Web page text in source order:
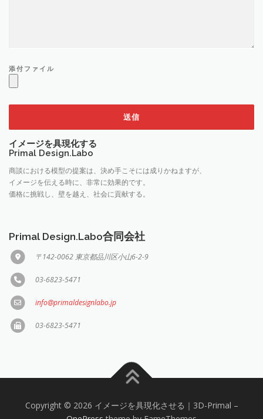
添付ファイル
イメージを具現化する
Primal Design.Labo
商談における模型の提案は、決め手こそには成りかねますが、
イメージを伝える時に、非常に効果的です。
価格に挑戦し、壁を越え、社会に貢献する。
Primal Design.Labo合同会社
〒142-0062 東京都品川区小山6-2-9
03-6823-5471
info@primaldesignlabo.jp
03-6823-5471
Copyright © 2026 イメージを具現化させる｜3D-Primal –